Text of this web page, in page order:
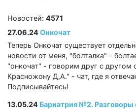
Новостей: 4571
27.06.24Онкочат
Теперь Онкочат существует
новости от меня, "болталка" -
"онкочат" - говорим друг с другом
Красножону Д,А." - чат, где я
Подписывайтесь!
13.05.24 Бариатрия №2.